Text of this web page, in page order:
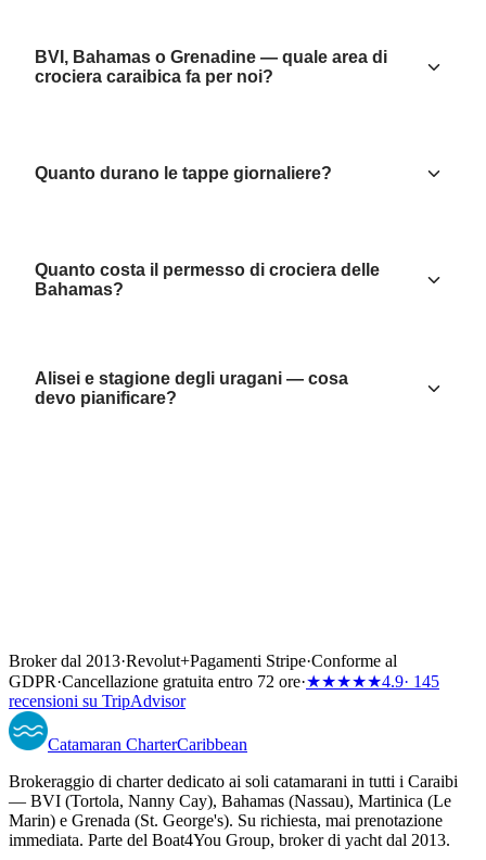
BVI, Bahamas o Grenadine — quale area di
crociera caraibica fa per noi?
Quanto durano le tappe giornaliere?
Quanto costa il permesso di crociera delle
Bahamas?
Alisei e stagione degli uragani — cosa
devo pianificare?
Broker dal 2013·Revolut+Pagamenti Stripe·Conforme al
GDPR·Cancellazione gratuita entro 72 ore·★★★★★4.9· 145
recensioni su TripAdvisor
Catamaran CharterCaribbean
Brokeraggio di charter dedicato ai soli catamarani in tutti i Caraibi
— BVI (Tortola, Nanny Cay), Bahamas (Nassau), Martinica (Le
Marin) e Grenada (St. George's). Su richiesta, mai prenotazione
immediata. Parte del Boat4You Group, broker di yacht dal 2013.